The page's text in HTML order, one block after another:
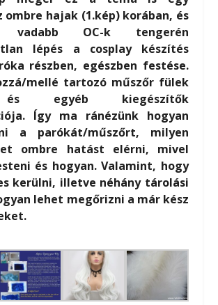
ombre hajak (1.kép) korában, és
OC-k tengerén
lépés a cosplay készítés
részben, egészben festése.
mellé tartozó műszőr fülek
egyéb kiegészítők
Így ma ránézünk hogyan
a parókát/műszőrt, milyen
ombre hatást elérni, mivel
és hogyan. Valamint, hogy
kerülni, illetve néhány tárolási
lehet megőrizni a már kész